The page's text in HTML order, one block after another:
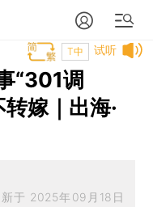
试听
T中
“301调
嫁｜出海·
于 2025年09月18日